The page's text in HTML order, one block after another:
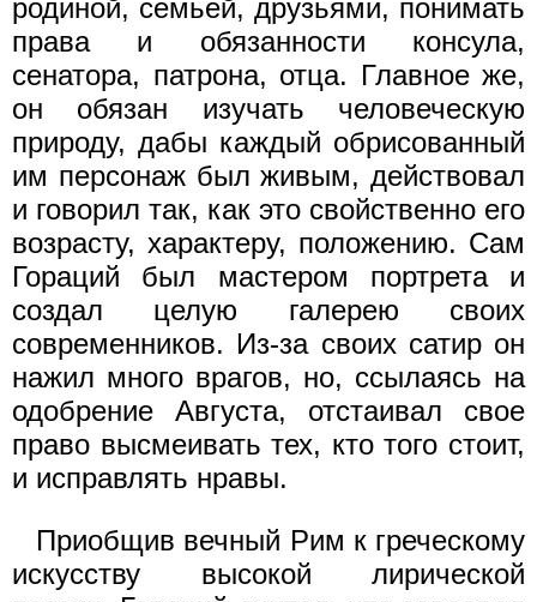
родиной, семьей, друзьями, понимать
права и обязанности консула,
сенатора, патрона, отца. Главное же,
он обязан изучать человеческую
природу, дабы каждый обрисованный
им персонаж был живым, действовал
и говорил так, как это свойственно его
возрасту, характеру, положению. Сам
Гораций был мастером портрета и
создал целую галерею своих
современников. Из-за своих сатир он
нажил много врагов, но, ссылаясь на
одобрение Августа, отстаивал свое
право высмеивать тех, кто того стоит,
и исправлять нравы.
Приобщив вечный Рим к греческому
искусству высокой лирической